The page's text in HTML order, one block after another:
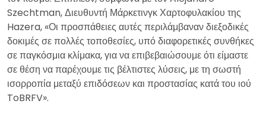
Szechtman, Διευθυντή Μάρκετινγκ Χαρτοφυλακίου της
Hazera, «Οι προσπάθειες αυτές περιλάμβαναν διεξοδικές
δοκιμές σε πολλές τοποθεσίες, υπό διαφορετικές συνθήκες
σε παγκόσμια κλίμακα, για να επιβεβαιώσουμε ότι είμαστε
σε θέση να παρέχουμε τις βέλτιστες λύσεις, με τη σωστή
ισορροπία μεταξύ επιδόσεων και προστασίας κατά του ιού
ToBRFV».